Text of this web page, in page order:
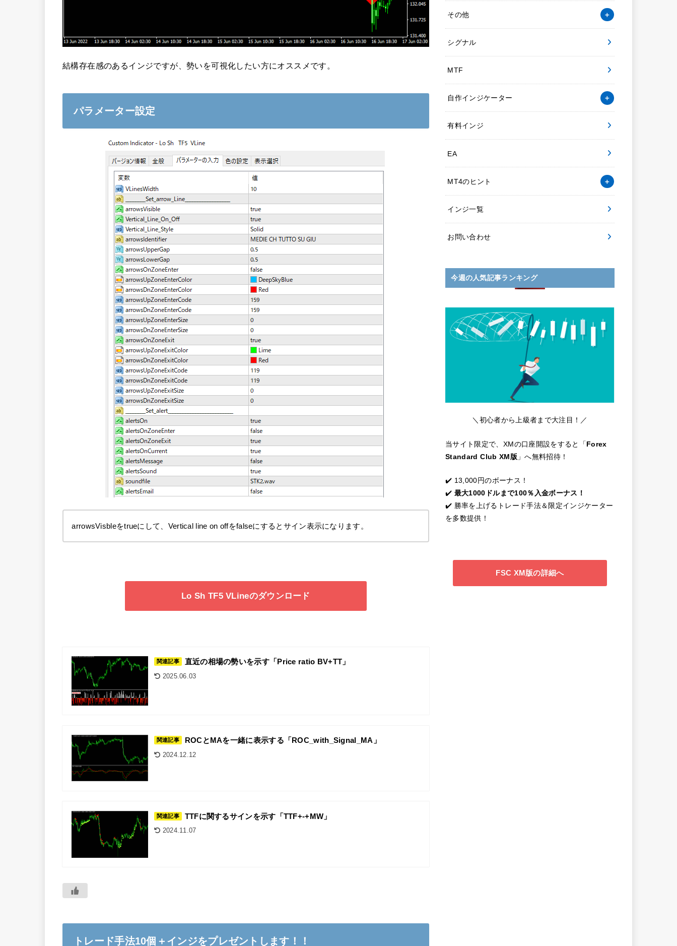
結構存在感のあるインジですが、勢いを可視化したい方にオススメです。
パラメーター設定
arrowsVisbleをtrueにして、Vertical line on offをfalseにするとサイン表示になります。
Lo Sh TF5 VLineのダウンロード
関連記事 直近の相場の勢いを示す「Price ratio BV+TT」
2025.06.03
関連記事 ROCとMAを一緒に表示する「ROC_with_Signal_MA」
2024.12.12
関連記事 TTFに関するサインを示す「TTF+-+MW」
2024.11.07
トレード手法10個＋インジをプレゼントします！！
その他
シグナル
MTF
自作インジケーター
有料インジ
EA
MT4のヒント
インジ一覧
お問い合わせ
今週の人気記事ランキング
＼初心者から上級者まで大注目！／
当サイト限定で、XMの口座開設をすると「Forex
Standard Club XM版 」へ無料招待！
✔️ 13,000円のボーナス！
✔️ 最大1000ドルまで100％入金ボーナス！
✔️ 勝率を上げるトレード手法＆限定インジケーター
を多数提供！
FSC XM版の詳細へ